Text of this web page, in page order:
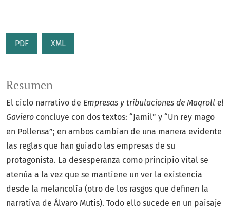
PDF XML
Resumen
El ciclo narrativo de Empresas y tribulaciones de Maqroll el
Gaviero concluye con dos textos: “Jamil” y “Un rey mago
en Pollensa”; en ambos cambian de una manera evidente
las reglas que han guiado las empresas de su
protagonista. La desesperanza como principio vital se
atenúa a la vez que se mantiene un ver la existencia
desde la melancolía (otro de los rasgos que definen la
narrativa de Álvaro Mutis). Todo ello sucede en un paisaje